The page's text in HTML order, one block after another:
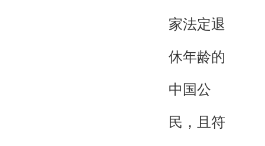
家法定退
休年龄的
中国公
民，且符